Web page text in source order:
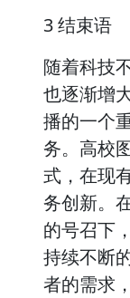
3 结束语
随着科技
也逐渐增
播的一个
务。高校
式，在现
务创新。
的号召下
持续不断
者的需求